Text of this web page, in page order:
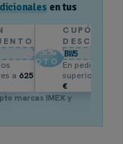
en tus
a 625
5%
DTO.
CUPÓN
BW5
En pedidos
superiores a
€
marcas IMEX y